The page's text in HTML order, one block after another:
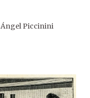
Ángel Piccinini